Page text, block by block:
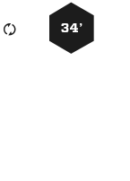
34’